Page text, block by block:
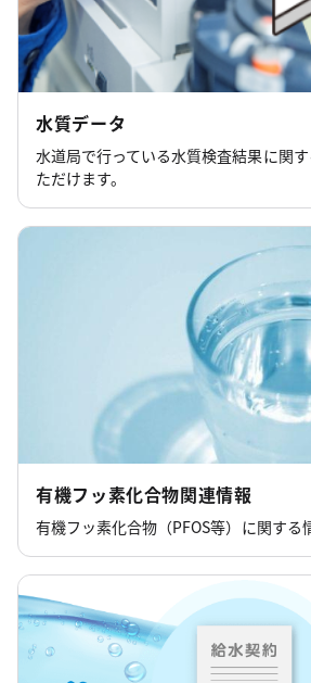
水質データ
水道局で行っている水質検査結果に関
ただけます。
有機フッ素化合物関連情報
有機フッ素化合物（PFOS等）に関する